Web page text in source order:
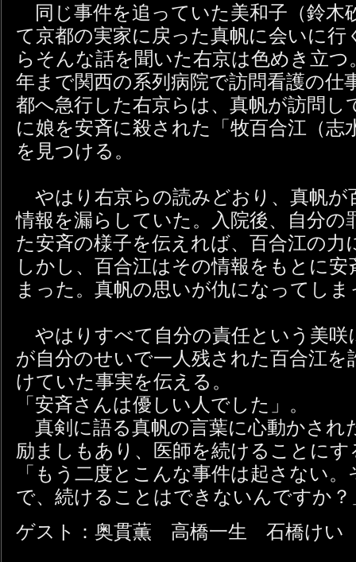
同じ事件を追っていた美和子（鈴木
て京都の実家に戻った真帆に会いに行
らそんな話を聞いた右京は色めき立つ
年まで関西の系列病院で訪問看護の仕
都へ急行した右京らは、真帆が訪問し
に娘を安斉に殺された「牧百合江（志
を見つける。
やはり右京らの読みどおり、真帆が
情報を漏らしていた。入院後、自分の
た安斉の様子を伝えれば、百合江の力
しかし、百合江はその情報をもとに
まった。真帆の思いが仇になってし
やはりすべて自分の責任という美咲
が自分のせいで一人残された百合江を
けていた事実を伝える。
「安斉さんは優しい人でした」。
真剣に語る真帆の言葉に心動かされ
励ましもあり、医師を続けることにす
「もう二度とこんな事件は起さない
で、続けることはできないんですか？
ゲスト：奥貫薫 高橋一生 石橋けい